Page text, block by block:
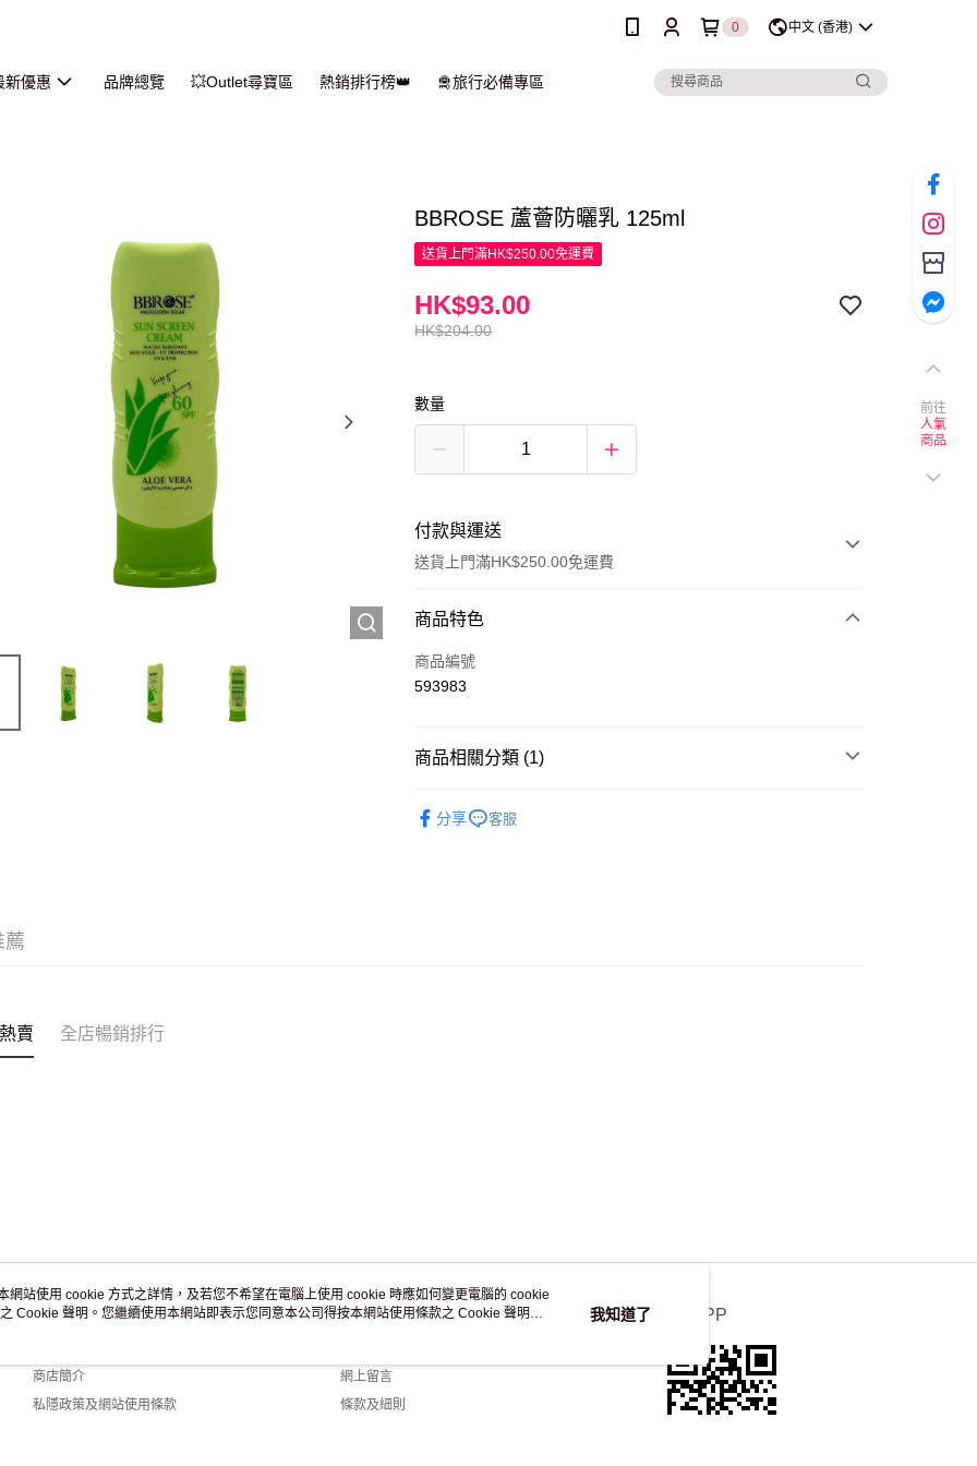
0 中文 (香港)
新優惠 品牌總覽 💥Outlet尋寶區 熱銷排行榜👑 🛅旅行必備專區
BBROSE 蘆薈防曬乳 125ml
送貨上門滿HK$250.00免運費
HK$204.00
HK$93.00
數量
付款與運送
送貨上門滿HK$250.00免運費
付款方式
信用卡
商品特色
商品編號
593983
商品相關分類 (1)
分享
客服
薦
賣 全店暢銷排行
關於我們
商店簡介
私隱政策及網站使用條款
客戶服務
網上留言
條款及細則
官方APP
前往
人氣
商品
網站使用 cookie 方式之詳情，及若您不希望在電腦上使用 cookie 時應如何變更電腦的 cookie
Cookie 聲明。您繼續使用本網站即表示您同意本公司得按本網站使用條款之 Cookie 聲明使
我知道了